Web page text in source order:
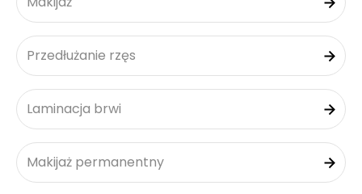
Przedłużanie rzęs
Laminacja brwi
Makijaż permanentny